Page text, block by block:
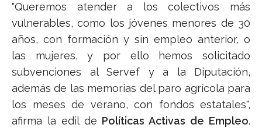
"Queremos atender a los colectivos más
vulnerables, como los jóvenes menores de 30
años, con formación y sin empleo anterior, o
las mujeres, y por ello hemos solicitado
subvenciones al Servef y a la Diputación,
además de las memorias del paro agrícola para
los meses de verano, con fondos estatales",
afirma la edil de Políticas Activas de Empleo.